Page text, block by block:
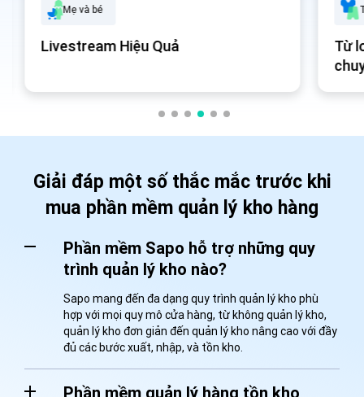
Mẹ và bé
Livestream Hiệu Quả
Từ
Giải đáp một số thắc mắc trước khi
mua phần mềm quản lý kho hàng
Phần mềm Sapo hỗ trợ những quy
trình quản lý kho nào?
Sapo mang đến đa dạng quy trình quản lý kho phù
hợp với mọi quy mô cửa hàng, từ không quản lý kho,
quản lý kho đơn giản đến quản lý kho nâng cao với đầy
đủ các bước xuất, nhập, và tồn kho.
Phần mềm quản lý hàng tồn kho